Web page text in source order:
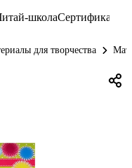
школаСертификаты
для творчества